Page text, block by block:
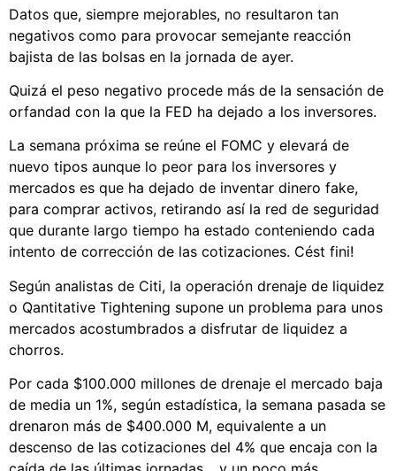
Datos que, siempre mejorables, no resultaron tan
negativos como para provocar semejante reacción
bajista de las bolsas en la jornada de ayer.
Quizá el peso negativo procede más de la sensación de
orfandad con la que la FED ha dejado a los inversores.
La semana próxima se reúne el FOMC y elevará de
nuevo tipos aunque lo peor para los inversores y
mercados es que ha dejado de inventar dinero fake,
para comprar activos, retirando así la red de seguridad
que durante largo tiempo ha estado conteniendo cada
intento de corrección de las cotizaciones. Cést fini!
Según analistas de Citi, la operación drenaje de liquidez
o Qantitative Tightening supone un problema para unos
mercados acostumbrados a disfrutar de liquidez a
chorros.
Por cada $100.000 millones de drenaje el mercado baja
de media un 1%, según estadística, la semana pasada se
drenaron más de $400.000 M, equivalente a un
descenso de las cotizaciones del 4% que encaja con la